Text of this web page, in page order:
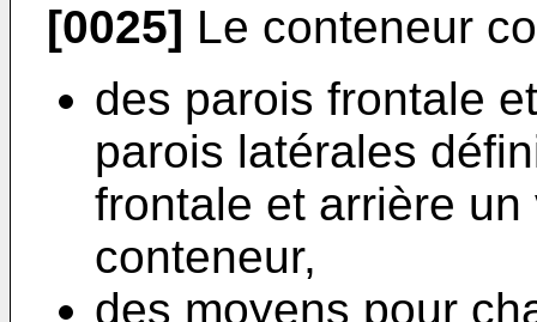
[0025] Le conteneur
des parois frontale
parois latérales
frontale et arrière
conteneur,
des moyens pour